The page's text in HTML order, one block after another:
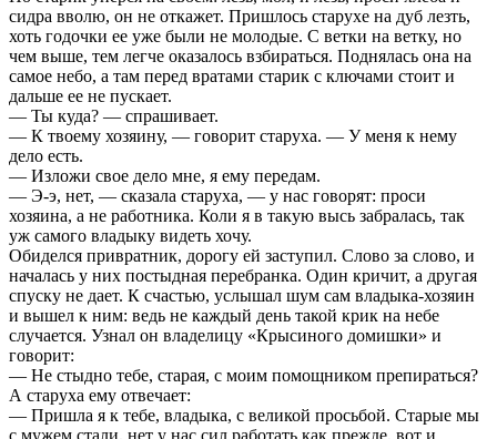
сидра вволю, он не откажет. Пришлось старухе на дуб лезть,
хоть годочки ее уже были не молодые. С ветки на ветку, но
чем выше, тем легче оказалось взбираться. Поднялась она на
самое небо, а там перед вратами старик с ключами стоит и
дальше ее не пускает.
— Ты куда? — спрашивает.
— К твоему хозяину, — говорит старуха. — У меня к нему
дело есть.
— Изложи свое дело мне, я ему передам.
— Э-э, нет, — сказала старуха, — у нас говорят: проси
хозяина, а не работника. Коли я в такую высь забралась, так
уж самого владыку видеть хочу.
Обиделся привратник, дорогу ей заступил. Слово за слово, и
началась у них постыдная перебранка. Один кричит, а другая
спуску не дает. К счастью, услышал шум сам владыка-хозяин
и вышел к ним: ведь не каждый день такой крик на небе
случается. Узнал он владелицу «Крысиного домишки» и
говорит:
— Не стыдно тебе, старая, с моим помощником препираться?
А старуха ему отвечает:
— Пришла я к тебе, владыка, с великой просьбой. Старые мы
с мужем стали, нет у нас сил работать как прежде, вот и